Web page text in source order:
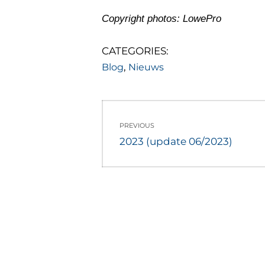
Copyright photos: LowePro
CATEGORIES:
Blog, Nieuws
PREVIOUS
Previous
2023 (update 06/2023)